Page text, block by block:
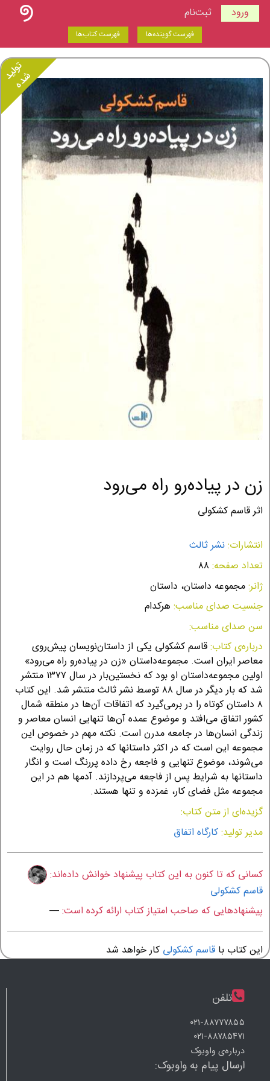
ورود ثبت‌نام
فهرست گوینده‌ها فهرست کتاب‌ها
تولید
شده
زن در پیاده‌رو راه می‌رود
اثر قاسم کشکولی
انتشارات:نشر ثالث
تعداد صفحه:
ژانر:مجموعه داستان، داستان
جنسیت صدای مناسب: هرکدام
سن صدای مناسب:
درباره‌ی کتاب:قاسم کشکولی یکی از داستان‌نویسان پیش‌روی
معاصر ایران است. مجموعه‌داستان «زن در پیاده‌رو راه می‌رود»
اولین مجموعه‌داستان او بود که نخستین‌بار در سال ١٣٧٧ منتشر
شد که بار دیگر در سال ۸۸ توسط نشر ثالث منتشر شد. این کتاب
۸ داستان کوتاه را در برمی‌گیرد که اتفاقات آن‌ها در منطقه شمال
کشور اتفاق می‌افتد و موضوع عمده آن‌ها تنهایی انسان معاصر و
زندگی انسان‌ها در جامعه مدرن است. نكته مهم در خصوص اين
مجموعه اين است كه در اكثر داستانها كه در زمان حال روايت
می‌شوند، موضوع تنهایی و فاجعه رخ داده پررنگ است و انگار
داستانها به شرایط پس از فاجعه می‌پردازند. آدمها هم در این
مجموعه مثل فضای كار، غمزده و تنها هستند.
گزیده‌ای از متن کتاب:
مدیر تولید:کارگاه اتفاق
کسانی که تا کنون به این کتاب پیشنهاد خوانش داده‌اند:
قاسم کشکولی
پیشنهادهایی که صاحب امتیاز کتاب ارائه کرده است:—
این کتاب با قاسم کشکولی کار خواهد شد
تلفن
۰۲۱-۸۸۷۷۷۸۵۵
۰۲۱-۸۸۷۸۵۴۷۱
درباره‌ی واوبوک
ارسال پیام به واوبوک: